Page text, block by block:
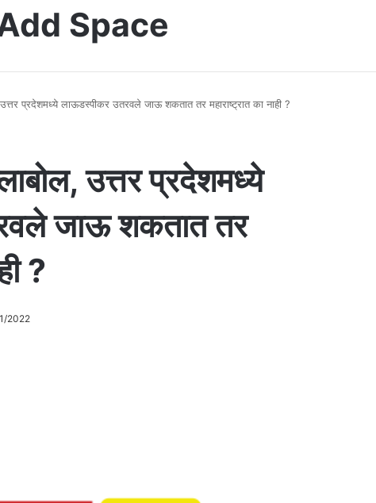
Space
प्रदेशमध्ये लाऊडस्पीकर उतरवले जाऊ शकतात तर महाराष्ट्रात का नाही ?
उत्तर प्रदेशमध्ये
जाऊ शकतात तर
?
2022